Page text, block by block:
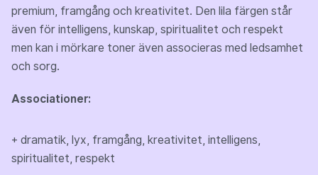
premium, framgång och kreativitet. Den lila färgen står
även för intelligens, kunskap, spiritualitet och respekt
men kan i mörkare toner även associeras med ledsamhet
och sorg.
Associationer:
+ dramatik, lyx, framgång, kreativitet, intelligens,
spiritualitet, respekt